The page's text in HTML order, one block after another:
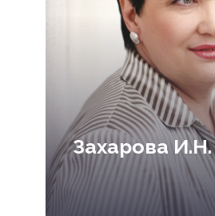
Захарова И.Н.